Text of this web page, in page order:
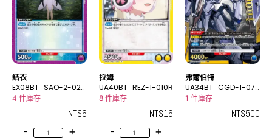
結衣
EX08BT_SAO-2-027
C
4 件庫存
NT$6
-
+
拉姆
UA40BT_REZ-1-010R
8 件庫存
NT$16
-
+
弗爾伯特
UA34BT_CGD-1-07
0_2R★
1 件庫存
NT$500